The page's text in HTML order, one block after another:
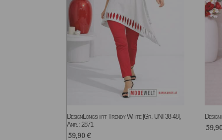
DesignLongshirt Trendy White |Gr. UNI 38-48|,
Anr.: 2871
59,90€